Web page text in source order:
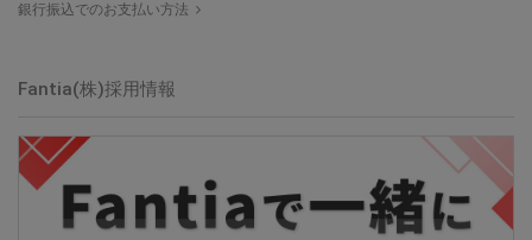
銀行振込でのお支払い方法
Fantia(株)採用情報